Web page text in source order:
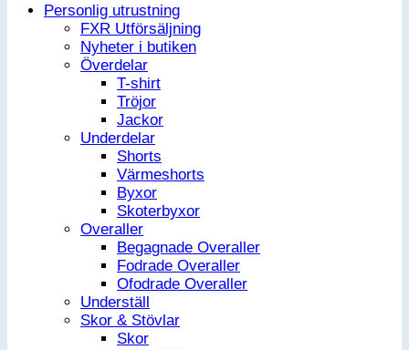
Personlig utrustning
FXR Utförsäljning
Nyheter i butiken
Överdelar
T-shirt
Tröjor
Jackor
Underdelar
Shorts
Värmeshorts
Byxor
Skoterbyxor
Overaller
Begagnade Overaller
Fodrade Overaller
Ofodrade Overaller
Underställ
Skor & Stövlar
Skor